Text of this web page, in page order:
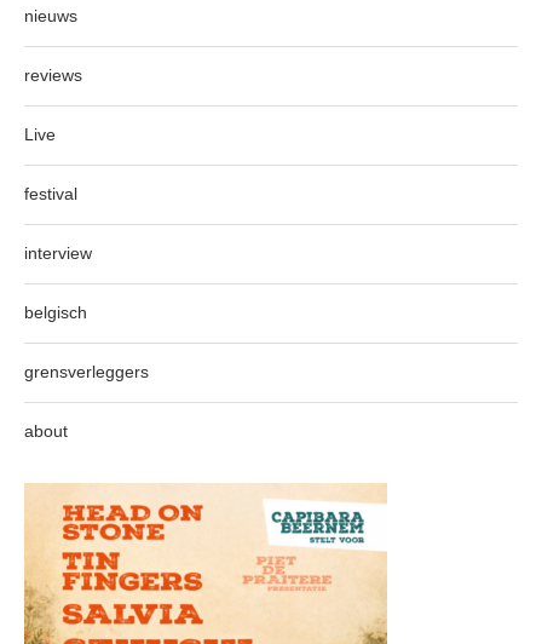
nieuws
reviews
Live
festival
interview
belgisch
grensverleggers
about